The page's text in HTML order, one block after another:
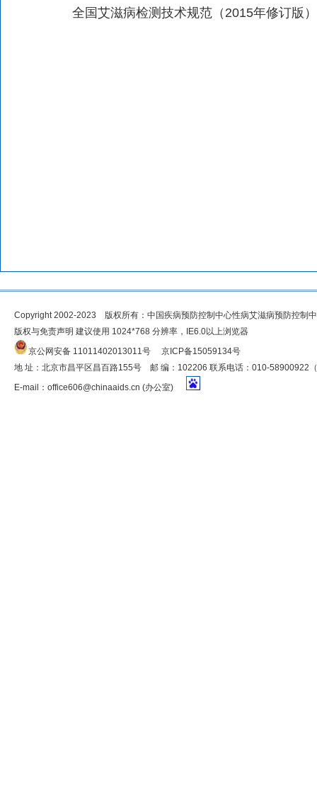
全国艾滋病检测技术规范（2015年修订版）
Copyright 2002-2023 版权所有：中国疾病预防控制中心性病艾滋病预防控制
版权与免责声明 建议使用 1024*768 分辨率，IE6.0以上浏览器
京公网安备 11011402013011号
京ICP备15059134号
地 址：北京市昌平区昌百路155号 邮 编：102206 联系电话：010-58900922
E-mail： office606@chinaaids.cn (办公室)